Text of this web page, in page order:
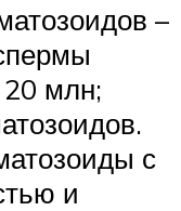
–
млн;
с
и